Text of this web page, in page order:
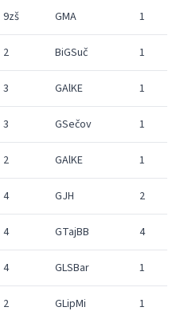
9zš GMA 1
2 BiGSuč 1
3 GAlKE 1
3 GSečov 1
2 GAlKE 1
4 GJH 2
4 GTajBB 4
4 GLSBar 1
2 GLipMi 1